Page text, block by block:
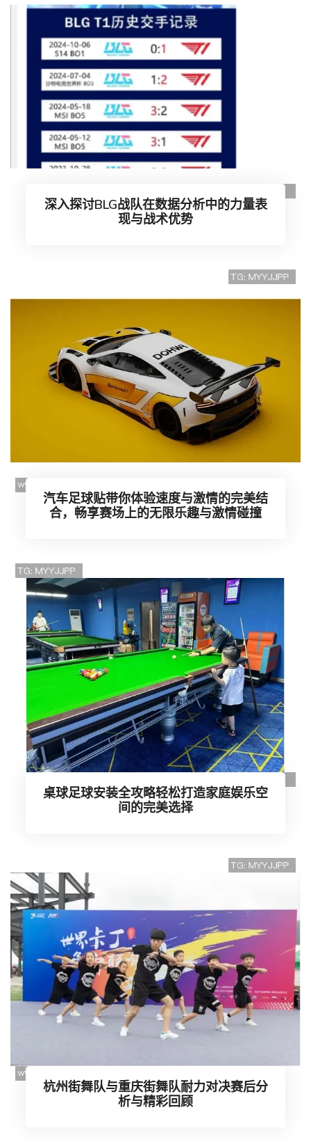
深入探讨BLG战队在数据分析中的力量表
现与战术优势
汽车足球贴带你体验速度与激情的完美结
合，畅享赛场上的无限乐趣与激情碰撞
桌球足球安装全攻略轻松打造家庭娱乐空
间的完美选择
杭州街舞队与重庆街舞队耐力对决赛后分
析与精彩回顾